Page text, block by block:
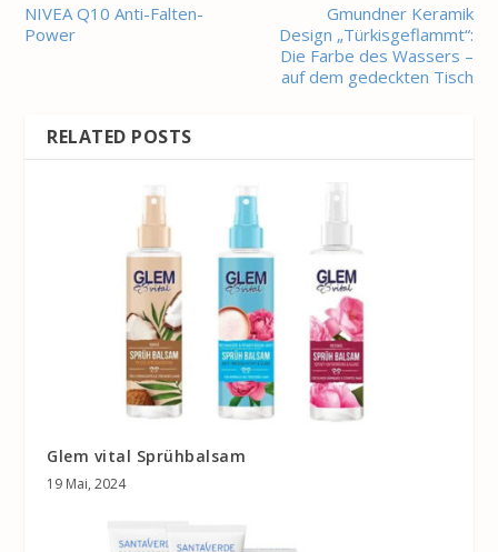
NIVEA Q10 Anti-Falten-
Power
Gmundner Keramik
Design „Türkisgeflammt“:
Die Farbe des Wassers –
auf dem gedeckten Tisch
RELATED POSTS
Glem vital Sprühbalsam
19 Mai, 2024